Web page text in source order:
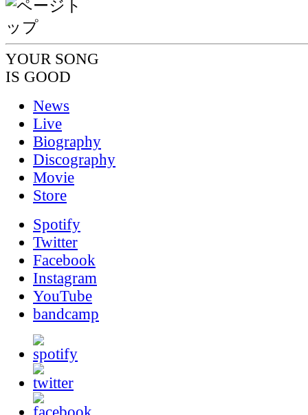
YOUR SONG
IS GOOD
News
Live
Biography
Discography
Movie
Store
Spotify
Twitter
Facebook
Instagram
YouTube
bandcamp